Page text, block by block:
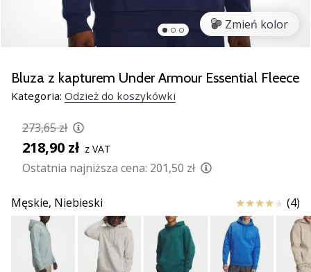
wszystkie
artykuły
Zmień kolor
Bluza z kapturem Under Armour Essential Fleece
Kategoria: Odzież do koszykówki
273,65 zł
218,90 zł z VAT
Ostatnia najniższa cena: 201,50 zł
Męskie, Niebieski Ocena (4)